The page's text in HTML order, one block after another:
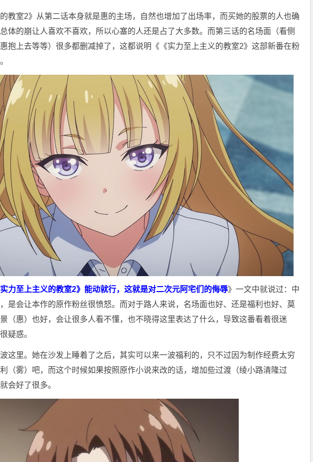
的教室2》从第二话本身就是惠的主场，自然也增加了出场率，而买她的股票的人也确
体的崩让人喜欢不喜欢，所以心塞的人还是占了大多数。而第三话的名场面（看侧
抱上去等等）很多都删减掉了，这都说明《《实力至上主义的教室2》这部新番在粉
实力至上主义的教室2》能动就行，这就是对二次元阿宅们的侮辱》一文中就说过：中
是会让本作的原作粉丝很愤怒。而对于路人来说，名场面也好、还是福利也好、莫
（惠）也好，会让很多人看不懂，也不晓得这里表达了什么，导致这番看着很迷
疑惑。
这里。她在沙发上睡着了之后，其实可以来一波福利的，只不过因为制作经费太穷
（雾）吧，而这个时候如果按照原作小说来改的话，增加些过渡（绫小路清隆过
会好了很多。